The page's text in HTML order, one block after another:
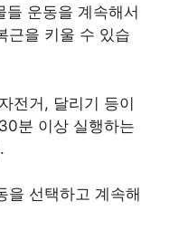
운동을 계속해서
근을 키울 수 있습
전거, 달리기 등이
분 이상 실행하는
을 선택하고 계속해